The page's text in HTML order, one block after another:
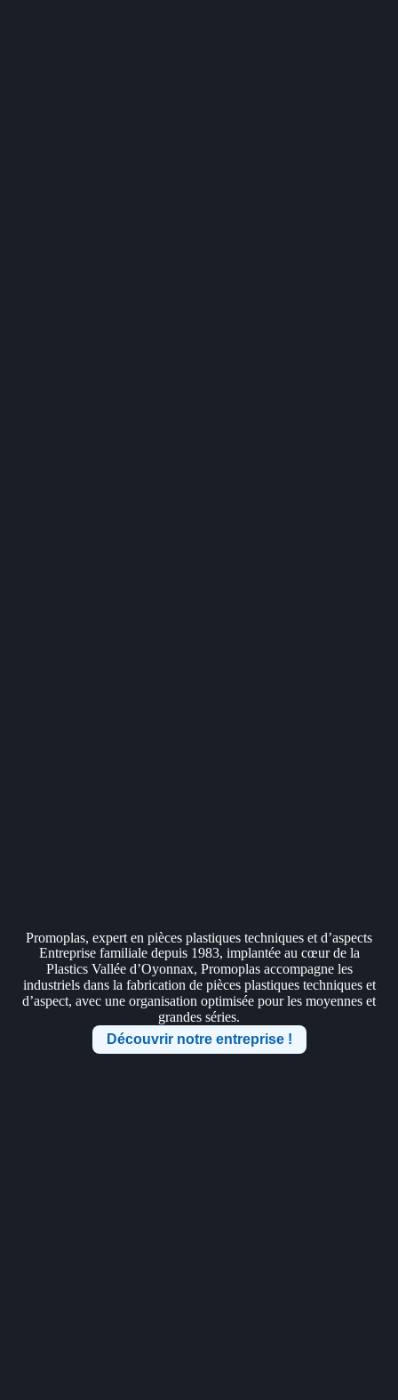
Promoplas, expert en pièces plastiques techniques et d’aspects
Entreprise familiale depuis 1983, implantée au cœur de la
Plastics Vallée d’Oyonnax, Promoplas accompagne les
industriels dans la fabrication de pièces plastiques techniques et
d’aspect, avec une organisation optimisée pour les moyennes et
grandes séries.
Découvrir notre entreprise !